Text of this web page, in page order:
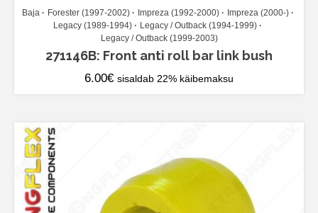
Baja Forester (1997-2002) Impreza (1992-2000)
Impreza (2000-)
Legacy (1989-1994)
Legacy / Outback (1994-1999)
Legacy / Outback (1999-2003)
271146B: Front anti roll bar link bush
6.00€ sisaldab 22% käibemaksu